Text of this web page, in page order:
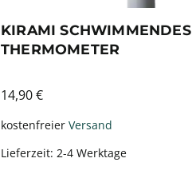
KIRAMI SCHWIMMENDES
THERMOMETER
14,90€
kostenfreier Versand
Lieferzeit: 2-4 Werktage